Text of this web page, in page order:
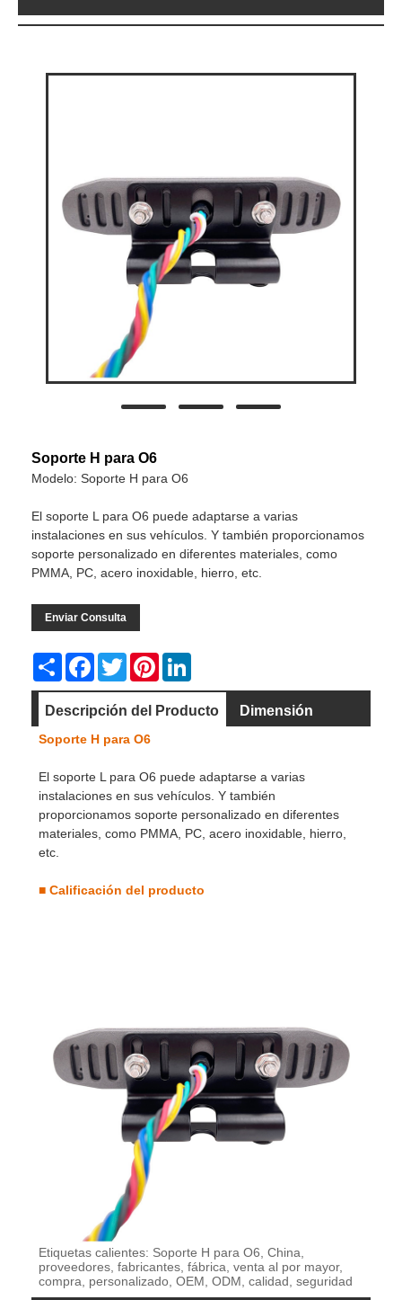
Soporte H para O6
Modelo: Soporte H para O6
El soporte L para O6 puede adaptarse a varias
instalaciones en sus vehículos. Y también proporcionamos
soporte personalizado en diferentes materiales, como
PMMA, PC, acero inoxidable, hierro, etc.
Enviar Consulta
Share Facebook
TwitterPinterest
Descripción del Producto Dimensión
Soporte H para O6
El soporte L para O6 puede adaptarse a varias
instalaciones en sus vehículos. Y también
proporcionamos soporte personalizado en diferentes
materiales, como PMMA, PC, acero inoxidable, hierro,
etc.
■ Calificación del producto
Etiquetas calientes: Soporte H para O6, China,
proveedores, fabricantes, fábrica, venta al por mayor,
compra, personalizado, OEM, ODM, calidad, seguridad